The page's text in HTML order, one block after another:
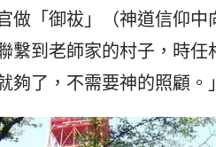
做「御祓」（神道信仰
繫到老師家的村子，時
夠了，不需要神的照顧。